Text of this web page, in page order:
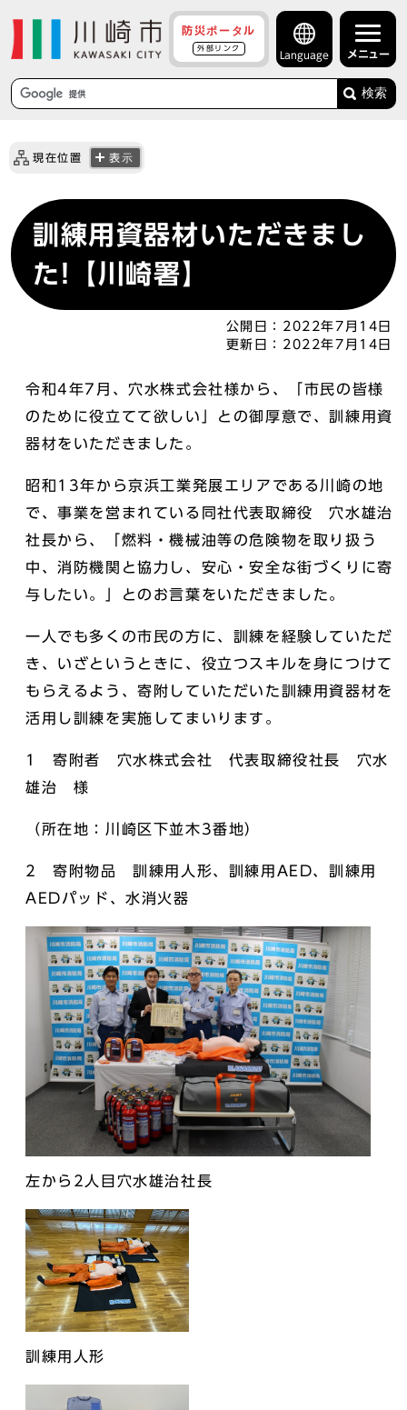
防災ポータル
外部リンク
Language メニュー
検索
現在位置 表示
訓練用資器材いただきまし
た!【川崎署】
公開日： 2022年7月14日
更新日： 2022年7月14日
令和4年7月、穴水株式会社様から、「市民の皆様
のために役立てて欲しい」との御厚意で、訓練用資
器材をいただきました。
昭和13年から京浜工業発展エリアである川崎の地
で、事業を営まれている同社代表取締役 穴水雄治
社長から、「燃料・機械油等の危険物を取り扱う
中、消防機関と協力し、安心・安全な街づくりに寄
与したい。」とのお言葉をいただきました。
一人でも多くの市民の方に、訓練を経験していただ
き、いざというときに、役立つスキルを身につけて
もらえるよう、寄附していただいた訓練用資器材を
活用し訓練を実施してまいります。
1 寄附者 穴水株式会社 代表取締役社長 穴水
雄治 様
（所在地：川崎区下並木3番地）
2 寄附物品 訓練用人形、訓練用AED、訓練用
AEDパッド、水消火器
左から2人目穴水雄治社長
訓練用人形